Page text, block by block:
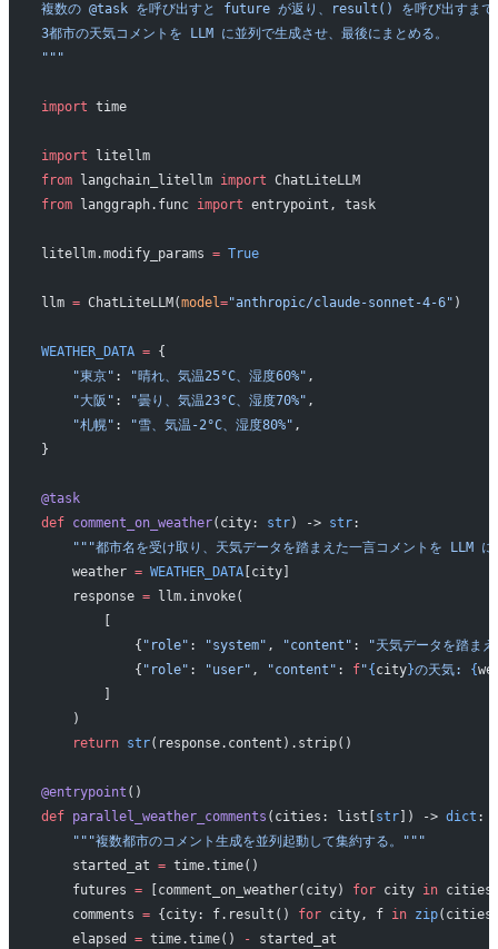
複数の @task を呼び出すと future が返り、result() を呼び出すまで
3都市の天気コメントを LLM に並列で生成させ、最後にまとめる。
"""
import time
import litellm
from langchain_litellm import ChatLiteLLM
from langgraph.func import entrypoint, task
litellm.modify_params = True
llm = ChatLiteLLM(model="anthropic/claude-sonnet-4-6" )
WEATHER_DATA = {
    "東京"
: "晴れ、気温25°C、湿度60%" ,
    "大阪"
: "曇り、気温23°C、湿度70%" ,
    "札幌"
: "雪、気温-2°C、湿度80%" ,
}
@task
def comment_on_weather(city: str) -> str:
"""都市名を受け取り、天気データを踏まえた一言コメントを LLM
    weather
= WEATHER_DATA[city]
    response
= llm.invoke(
            {
"role" : "system" , "content" :
"天気データを踏ま
            {
"role" : "user" , "content" : f"{ city}の天気: {
    )
    return
str(response.content).strip()
@entrypoint ()
def parallel_weather_comments (cities: list[ str]) -> dict :
    """複数都市のコメント生成を並列起動して集約する。"""
    started_at
= time.time()
    futures
= [comment_on_weather(city) for city in
    comments
= {city: f.result() for city, f in zip
    elapsed
= time.time() - started_at